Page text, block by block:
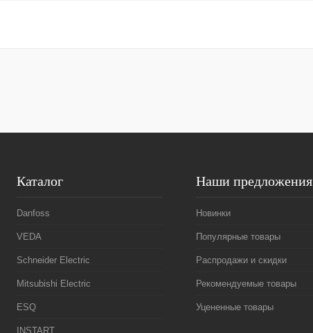
Каталог
Danfoss
VEDA
Schneider Electric
Mitsubishi Electric
ESQ
INSTART
Наши предложения
Новинки
Популярные товары
Распродажи и скидки
Рекомендуемые товары
Уцененные товары